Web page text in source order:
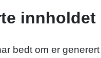
innholdet
bedt om er